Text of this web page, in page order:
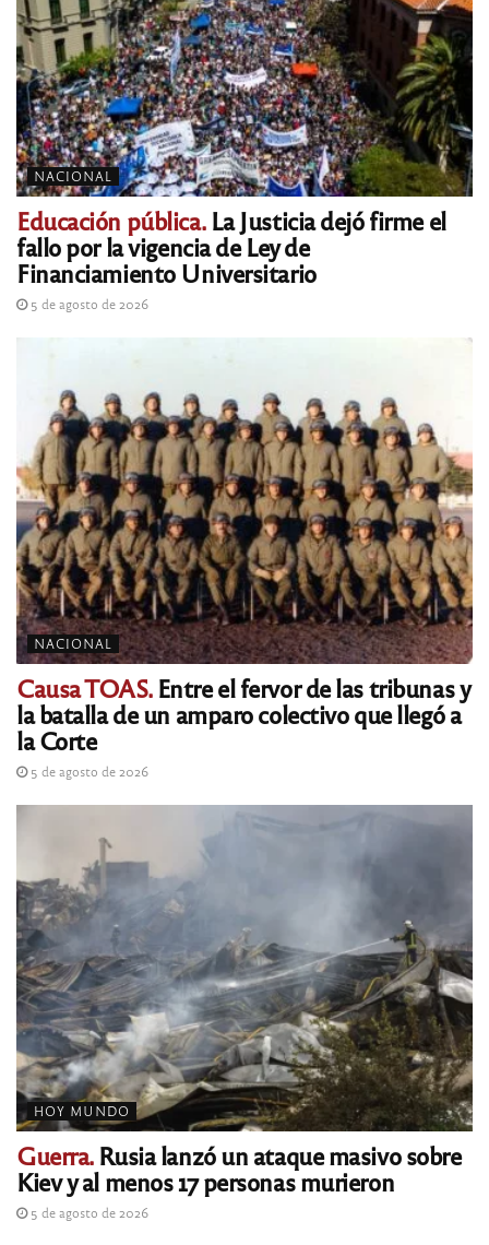
NACIONAL
Educación pública.La Justicia dejó firme el
fallo por la vigencia de Ley de
Financiamiento Universitario
5 de agosto de 2026
NACIONAL
Causa TOAS.Entre el fervor de las tribunas y
la batalla de un amparo colectivo que llegó a
la Corte
5 de agosto de 2026
HOY MUNDO
Guerra.Rusia lanzó un ataque masivo sobre
Kiev y al menos 17 personas murieron
5 de agosto de 2026